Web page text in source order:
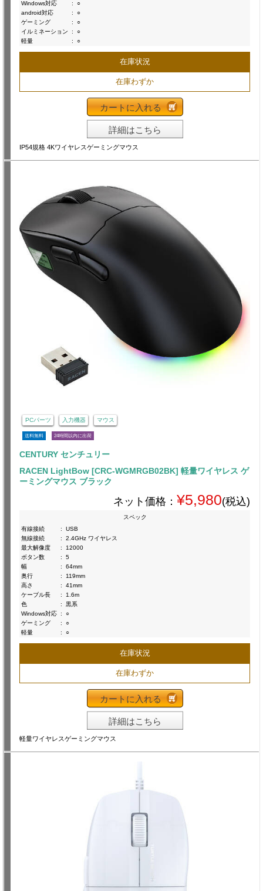
Windows対応 :
○
android対応
:
○
ゲーミング
:
○
イルミネーション
:
○
軽量
: ○
在庫状況
在庫わずか
カートに入れる
詳細はこちら
IP54規格 4Kワイヤレスゲーミングマウス
PCパーツ 入力機器 マウス
送料無料 24時間以内に出荷
CENTURY センチュリー
RACEN LightBow [CRC-WGMRGB02BK] 軽量ワイヤレス ゲ
ーミングマウス ブラック
ネット価格： ¥5,980(税込)
スペック
有線接続
:
USB
無線接続
:
2.4GHz ワイヤレス
最大解像度
:
12000
ボタン数
:
5
幅
:
64mm
奥行
:
119mm
高さ
:
41mm
ケーブル長
:
1.6m
色
:
黒系
Windows対応 :
○
ゲーミング
:
○
軽量
: ○
在庫状況
在庫わずか
カートに入れる
詳細はこちら
軽量ワイヤレスゲーミングマウス